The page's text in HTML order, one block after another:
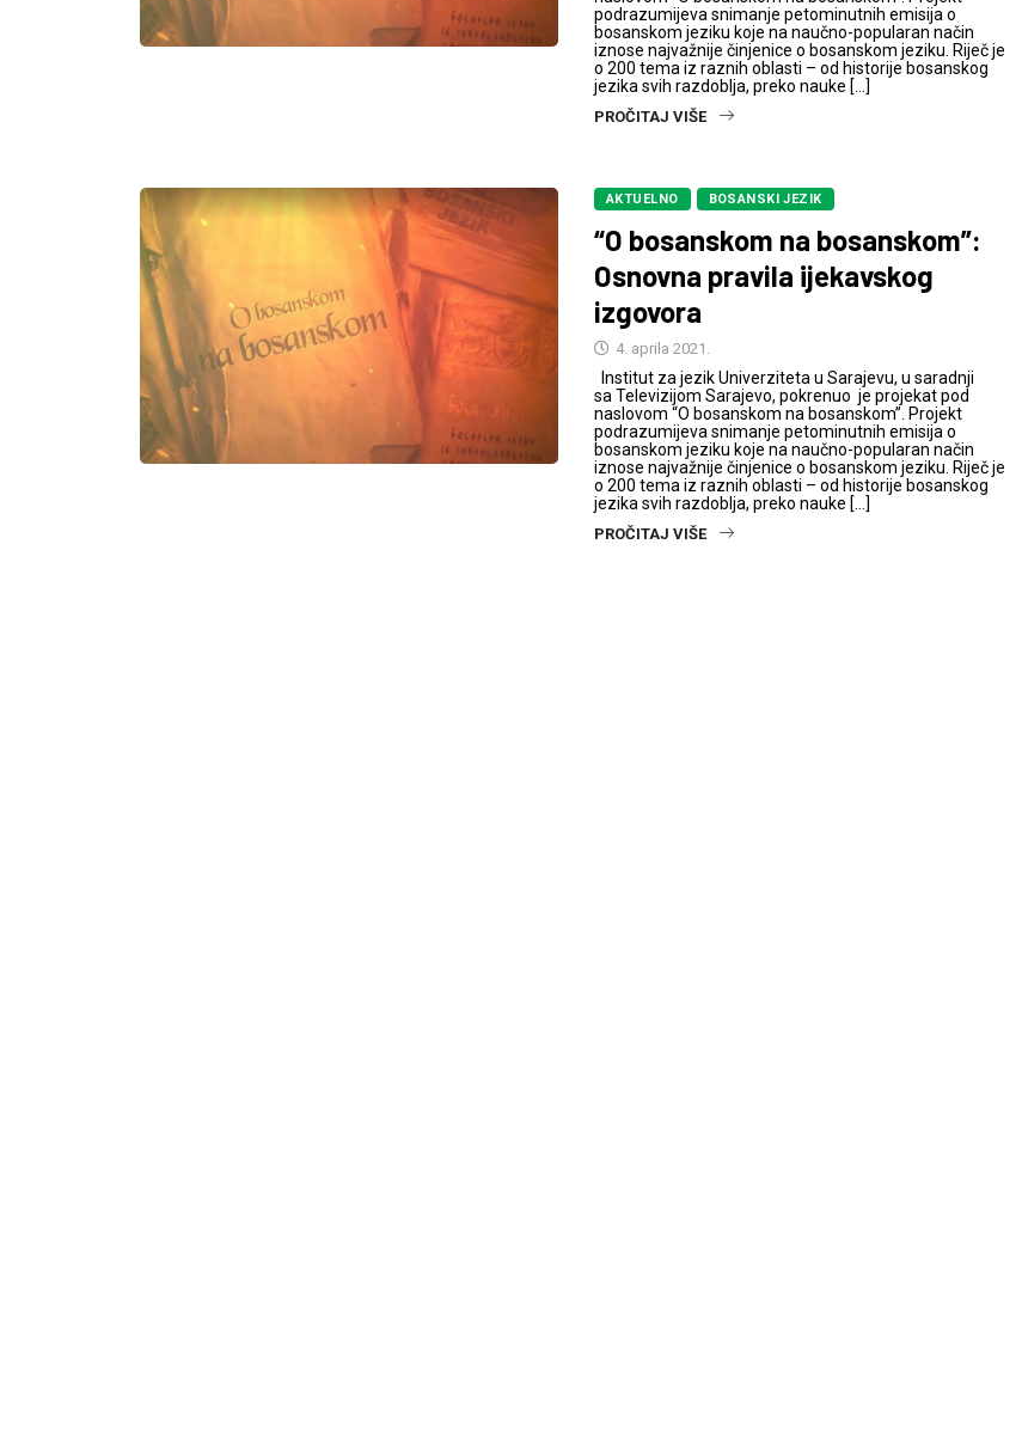
podrazumijeva snimanje petominutnih emisija o
bosanskom jeziku koje na naučno-popularan način
iznose najvažnije činjenice o bosanskom jeziku. Riječ je
o 200 tema iz raznih oblasti – od historije bosanskog
jezika svih razdoblja, preko nauke […]
PROČITAJ VIŠE
AKTUELNO BOSANSKI JEZIK
“O bosanskom na bosanskom”:
Osnovna pravila ijekavskog
izgovora
4. aprila 2021.
Institut za jezik Univerziteta u Sarajevu, u saradnji
sa Televizijom Sarajevo, pokrenuo je projekat pod
naslovom “O bosanskom na bosanskom”. Projekt
podrazumijeva snimanje petominutnih emisija o
bosanskom jeziku koje na naučno-popularan način
iznose najvažnije činjenice o bosanskom jeziku. Riječ je
o 200 tema iz raznih oblasti – od historije bosanskog
jezika svih razdoblja, preko nauke […]
PROČITAJ VIŠE